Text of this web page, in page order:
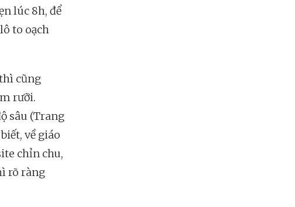
lúc 8h, để
to oạch
cũng
rưỡi.
sâu (Trang
về giáo
chỉn chu,
rõ ràng